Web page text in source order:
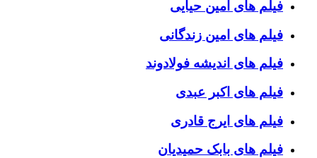
فیلم های امین حیایی
فیلم های امین زندگانی
فیلم های اندیشه فولادوند
فیلم های اکبر عبدی
فیلم های ایرج قادری
فیلم های بابک حمیدیان